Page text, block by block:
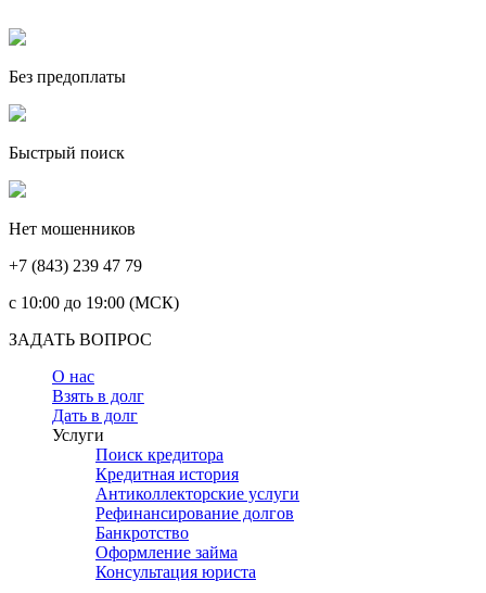
Без предоплаты
Быстрый поиск
Нет мошенников
+7 (843) 239 47 79
c 10:00 до 19:00 (МСК)
ЗАДАТЬ ВОПРОС
О нас
Взять в долг
Дать в долг
Услуги
Поиск кредитора
Кредитная история
Антиколлекторские услуги
Рефинансирование долгов
Банкротство
Оформление займа
Консультация юриста